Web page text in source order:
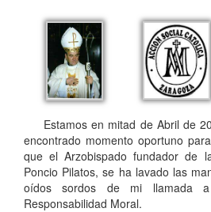
Estamos en mitad de Abril de
encontrado momento oportuno
que el Arzobispado fundador de
Poncio Pilatos, se ha lavado las
oídos sordos de mi llamada
Responsabilidad Moral.